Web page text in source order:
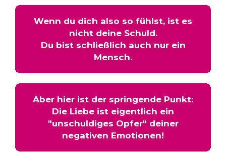
Wenn du dich also so fühlst, ist es
nicht deine Schuld.
Du bist schließlich auch nur ein
Mensch.
Aber hier ist der springende Punkt:
Die Liebe ist eigentlich ein
"unschuldiges Opfer" deiner
negativen Emotionen!